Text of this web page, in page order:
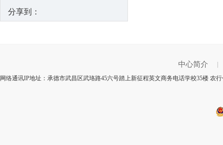
分享到：
中心简介
网络通讯IP地址：承德市武昌区武珞路45六号踏上新征程英文商务电话学校35楼 农